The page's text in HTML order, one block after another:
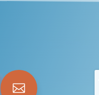
